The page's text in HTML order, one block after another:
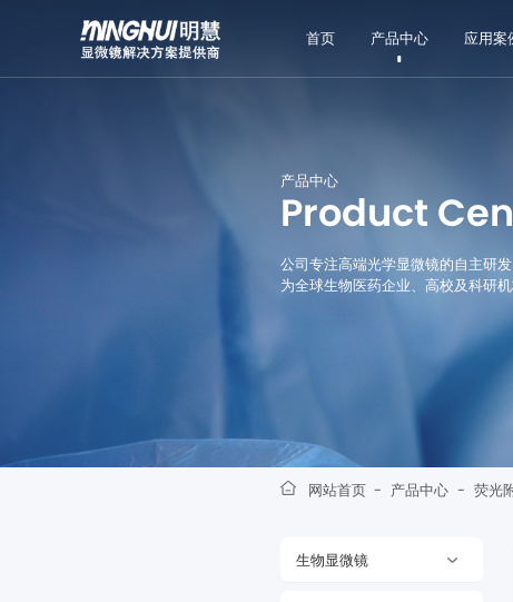
首页 产品中心 应用案
产品中心
Product
公司专注高端光学显微镜的自主研
为全球生物医药企业、高校及科研
网站首页 - 产品中心 - 荧光
生物显微镜